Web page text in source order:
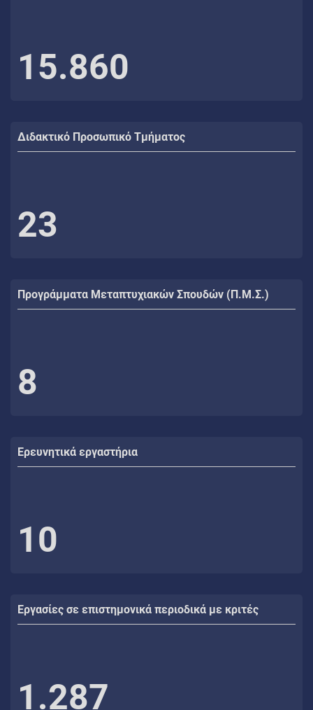
15.860
Διδακτικό Προσωπικό Τμήματος
23
Προγράμματα Μεταπτυχιακών Σπουδών (Π.Μ.Σ.)
8
Ερευνητικά εργαστήρια
10
Εργασίες σε επιστημονικά περιοδικά με κριτές
1.287